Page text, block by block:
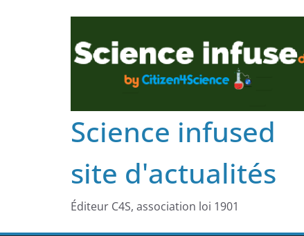
Science infused
site d'actualités
Éditeur C4S, association loi 1901